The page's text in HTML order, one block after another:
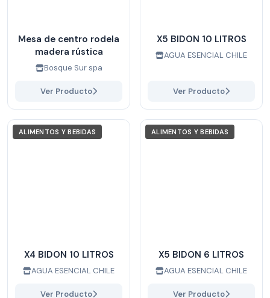
Mesa de centro rodela
madera rústica
Bosque Sur spa
Ver Producto
X5 BIDON 10 LITROS
AGUA ESENCIAL CHILE
Ver Producto
ALIMENTOS Y BEBIDAS
X4 BIDON 10 LITROS
AGUA ESENCIAL CHILE
Ver Producto
ALIMENTOS Y BEBIDAS
X5 BIDON 6 LITROS
AGUA ESENCIAL CHILE
Ver Producto